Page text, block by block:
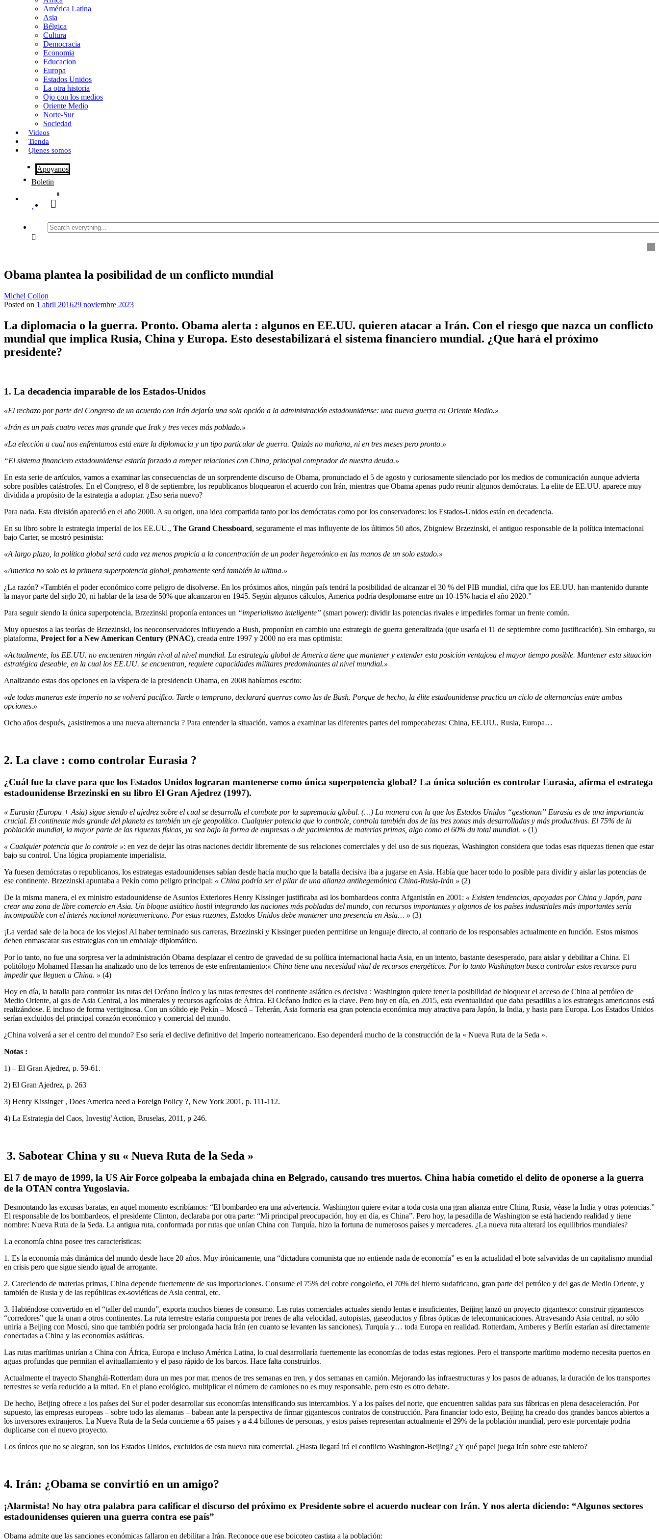
i
r
América Latina
Asia
Bélgica
Cultura
Democracia
Economia
Educacion
Europa
Estados Unidos
La otra historia
Ojo con los medios
Oriente Medio
Norte-Sur
Sociedad
Videos
Tienda
Qienes somos
Apoyanos
Boletin
0
Search
everything...
Obama plantea la posibilidad de un conflicto mundial
Michel Collon
Posted on 1 abril 201629 noviembre 2023
La diplomacia o la guerra. Pronto. Obama alerta : algunos en EE.UU. quieren atacar a Irán. Con el riesgo que nazca un conflicto
mundial que implica Rusia, China y Europa. Esto desestabilizará el sistema financiero mundial. ¿Que hará el próximo
presidente?
1. La decadencia imparable de los Estados-Unidos
«El rechazo por parte del Congreso de un acuerdo con Irán dejaría una sola opción a la administración estadounidense: una nueva guerra en Oriente Medio.»
«Irán es un país cuatro veces mas grande que Irak y tres veces más poblado.»
«La elección a cual nos enfrentamos está entre la diplomacia y un tipo particular de guerra. Quizás no mañana, ni en tres meses pero pronto.»
“El sistema financiero estadounidense estaría forzado a romper relaciones con China, principal comprador de nuestra deuda.»
En esta serie de artículos, vamos a examinar las consecuencias de un sorprendente discurso de Obama, pronunciado el 5 de agosto y curiosamente silenciado por los medios de comunicación aunque advierta
sobre posibles catástrofes. En el Congreso, el 8 de septiembre, los republicanos bloquearon el acuerdo con Irán, mientras que Obama apenas pudo reunir algunos demócratas. La elite de EE.UU. aparece muy
dividida a propósito de la estrategia a adoptar. ¿Eso seria nuevo?
Para nada. Esta división apareció en el año 2000. A su origen, una idea compartida tanto por los demócratas como por los conservadores: los Estados-Unidos están en decadencia.
En su libro sobre la estrategia imperial de los EE.UU., The Grand Chessboard, seguramente el mas influyente de los últimos 50 años, Zbigniew Brzezinski, el antiguo responsable de la política internacional
bajo Carter, se mostró pesimista:
«A largo plazo, la política global será cada vez menos propicia a la concentración de un poder hegemónico en las manos de un solo estado.»
«America no solo es la primera superpotencia global, probamente será también la ultima.»
¿La razón? «También el poder económico corre peligro de disolverse. En los próximos años, ningún país tendrá la posibilidad de alcanzar el 30 % del PIB mundial, cifra que los EE.UU. han mantenido durante
la mayor parte del siglo 20, ni hablar de la tasa de 50% que alcanzaron en 1945. Según algunos cálculos, America podría desplomarse entre un 10-15% hacia el año 2020.”
Para seguir siendo la única superpotencia, Brzezinski proponía entonces un “imperialismo inteligente” (smart power): dividir las potencias rivales e impedirles formar un frente común.
Muy opuestos a las teorías de Brzezinski, los neoconservadores influyendo a Bush, proponían en cambio una estrategia de guerra generalizada (que usaría el 11 de septiembre como justificación). Sin embargo, su
plataforma, Project for a New American Century (PNAC), creada entre 1997 y 2000 no era mas optimista:
«Actualmente, los EE.UU. no encuentren ningún rival al nivel mundial. La estrategia global de America tiene que mantener y extender esta posición ventajosa el mayor tiempo posible. Mantener esta situación
estratégica deseable, en la cual los EE.UU. se encuentran, requiere capacidades militares predominantes al nivel mundial.»
Analizando estas dos opciones en la víspera de la presidencia Obama, en 2008 habíamos escrito:
«de todas maneras este imperio no se volverá pacifico. Tarde o temprano, declarará guerras como las de Bush. Porque de hecho, la élite estadounidense practica un ciclo de alternancias entre ambas
opciones.»
Ocho años después, ¿asistiremos a una nueva alternancia ? Para entender la situación, vamos a examinar las diferentes partes del rompecabezas: China, EE.UU., Rusia, Europa…
2. La clave : como controlar Eurasia ?
¿Cuál fue la clave para que los Estados Unidos lograran mantenerse como única superpotencia global? La única solución es controlar Eurasia, afirma el estratega
estadounidense Brzezinski en su libro El Gran Ajedrez (1997).
« Eurasia (Europa + Asia) sigue siendo el ajedrez sobre el cual se desarrolla el combate por la supremacía global. (…) La manera con la que los Estados Unidos “gestionan” Eurasia es de una importancia
crucial. El continente más grande del planeta es también un eje geopolítico. Cualquier potencia que lo controle, controla también dos de las tres zonas más desarrolladas y más productivas. El 75% de la
población mundial, la mayor parte de las riquezas físicas, ya sea bajo la forma de empresas o de yacimientos de materias primas, algo como el 60% du total mundial. » (1)
« Cualquier potencia que lo controle »: en vez de dejar las otras naciones decidir libremente de sus relaciones comerciales y del uso de sus riquezas, Washington considera que todas esas riquezas tienen que estar
bajo su control. Una lógica propiamente imperialista.
Ya fuesen demócratas o republicanos, los estrategas estadounidenses sabían desde hacía mucho que la batalla decisiva iba a jugarse en Asia. Había que hacer todo lo posible para dividir y aislar las potencias de
ese continente. Brzezinski apuntaba a Pekín como peligro principal: « China podría ser el pilar de una alianza antihegemónica China-Rusia-Irán » (2)
De la misma manera, el ex ministro estadounidense de Asuntos Exteriores Henry Kissinger justificaba asi los bombardeos contra Afganistán en 2001: « Existen tendencias, apoyadas por China y Japón, para
crear una zona de libre comercio en Asia. Un bloque asiático hostil integrando las naciones más pobladas del mundo, con recursos importantes y algunos de los países industriales más importantes sería
incompatible con el interés nacional norteamericano. Por estas razones, Estados Unidos debe mantener una presencia en Asia… » (3)
¡La verdad sale de la boca de los viejos! Al haber terminado sus carreras, Brzezinski y Kissinger pueden permitirse un lenguaje directo, al contrario de los responsables actualmente en función. Estos mismos
deben enmascarar sus estrategias con un embalaje diplomático.
Por lo tanto, no fue una sorpresa ver la administración Obama desplazar el centro de gravedad de su política internacional hacia Asia, en un intento, bastante desesperado, para aislar y debilitar a China. El
politólogo Mohamed Hassan ha analizado uno de los terrenos de este enfrentamiento:« China tiene una necesidad vital de recursos energéticos. Por lo tanto Washington busca controlar estos recursos para
impedir que lleguen a China. » (4)
Hoy en día, la batalla para controlar las rutas del Océano Índico y las rutas terrestres del continente asiático es decisiva : Washington quiere tener la posibilidad de bloquear el acceso de China al petróleo de
Medio Oriente, al gas de Asia Central, a los minerales y recursos agrícolas de África. El Océano Índico es la clave. Pero hoy en día, en 2015, esta eventualidad que daba pesadillas a los estrategas americanos está
realizándose. E incluso de forma vertiginosa. Con un sólido eje Pekín – Moscú – Teherán, Asia formaría esa gran potencia económica muy atractiva para Japón, la India, y hasta para Europa. Los Estados Unidos
serían excluidos del principal corazón económico y comercial del mundo.
¿China volverá a ser el centro del mundo? Eso sería el declive definitivo del Imperio norteamericano. Eso dependerá mucho de la construcción de la « Nueva Ruta de la Seda ».
Notas :
1) – El Gran Ajedrez, p. 59-61.
2) El Gran Ajedrez, p. 263
3) Henry Kissinger , Does America need a Foreign Policy ?, New York 2001, p. 111-112.
4) La Estrategia del Caos, Investig’Action, Bruselas, 2011, p 246.
3. Sabotear China y su « Nueva Ruta de la Seda »
El 7 de mayo de 1999, la US Air Force golpeaba la embajada china en Belgrado, causando tres muertos. China había cometido el delito de oponerse a la guerra
de la OTAN contra Yugoslavia.
Desmontando las excusas baratas, en aquel momento escribíamos: “El bombardeo era una advertencia. Washington quiere evitar a toda costa una gran alianza entre China, Rusia, véase la India y otras potencias.”
El responsable de los bombardeos, el presidente Clinton, declaraba por otra parte: “Mi principal preocupación, hoy en día, es China”. Pero hoy, la pesadilla de Washington se está haciendo realidad y tiene
nombre: Nueva Ruta de la Seda. La antigua ruta, conformada por rutas que unían China con Turquía, hizo la fortuna de numerosos países y mercaderes. ¿La nueva ruta alterará los equilibrios mundiales?
La economía china posee tres características:
1. Es la economía más dinámica del mundo desde hace 20 años. Muy irónicamente, una “dictadura comunista que no entiende nada de economía” es en la actualidad el bote salvavidas de un capitalismo mundial
en crisis pero que sigue siendo igual de arrogante.
2. Careciendo de materias primas, China depende fuertemente de sus importaciones. Consume el 75% del cobre congoleño, el 70% del hierro sudafricano, gran parte del petróleo y del gas de Medio Oriente, y
también de Rusia y de las repúblicas ex-soviéticas de Asia central, etc.
3. Habiéndose convertido en el “taller del mundo”, exporta muchos bienes de consumo. Las rutas comerciales actuales siendo lentas e insuficientes, Beijing lanzó un proyecto gigantesco: construir gigantescos
“corredores” que la unan a otros continentes. La ruta terrestre estaría compuesta por trenes de alta velocidad, autopistas, gaseoductos y fibras ópticas de telecomunicaciones. Atravesando Asia central, no sólo
uniría a Beijing con Moscú, sino que también podría ser prolongada hacia Irán (en cuanto se levanten las sanciones), Turquía y… toda Europa en realidad. Rotterdam, Amberes y Berlín estarían así directamente
conectadas a China y las economías asiáticas.
Las rutas marítimas unirían a China con África, Europa e incluso América Latina, lo cual desarrollaría fuertemente las economías de todas estas regiones. Pero el transporte marítimo moderno necesita puertos en
aguas profundas que permitan el avituallamiento y el paso rápido de los barcos. Hace falta construirlos.
Actualmente el trayecto Shanghái-Rotterdam dura un mes por mar, menos de tres semanas en tren, y dos semanas en camión. Mejorando las infraestructuras y los pasos de aduanas, la duración de los transportes
terrestres se vería reducido a la mitad. En el plano ecológico, multiplicar el número de camiones no es muy responsable, pero esto es otro debate.
De hecho, Beijing ofrece a los países del Sur el poder desarrollar sus economías intensificando sus intercambios. Y a los países del norte, que encuentren salidas para sus fábricas en plena desaceleración. Por
supuesto, las empresas europeas – sobre todo las alemanas – babean ante la perspectiva de firmar gigantescos contratos de construcción. Para financiar todo esto, Beijing ha creado dos grandes bancos abiertos a
los inversores extranjeros. La Nueva Ruta de la Seda concierne a 65 países y a 4.4 billones de personas, y estos países representan actualmente el 29% de la población mundial, pero este porcentaje podría
duplicarse con el nuevo proyecto.
Los únicos que no se alegran, son los Estados Unidos, excluidos de esta nueva ruta comercial. ¿Hasta llegará irá el conflicto Washington-Beijing? ¿Y qué papel juega Irán sobre este tablero?
4. Irán: ¿Obama se convirtió en un amigo?
¡Alarmista! No hay otra palabra para calificar el discurso del próximo ex Presidente sobre el acuerdo nuclear con Irán. Y nos alerta diciendo: “Algunos sectores
estadounidenses quieren una guerra contra ese país”
Obama admite que las sanciones económicas fallaron en debilitar a Irán. Reconoce que ese boicoteo castiga a la población: